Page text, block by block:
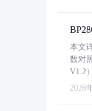
本文
数对
V1.2
2026